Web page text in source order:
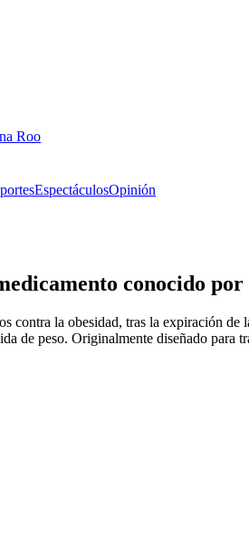
Roo
EspectáculosOpinión
conocido por
contra la obesidad, tras la expiración
de peso. Originalmente diseñado para